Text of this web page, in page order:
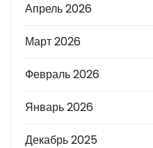
Апрель 2026
Март 2026
Февраль 2026
Январь 2026
Декабрь 2025